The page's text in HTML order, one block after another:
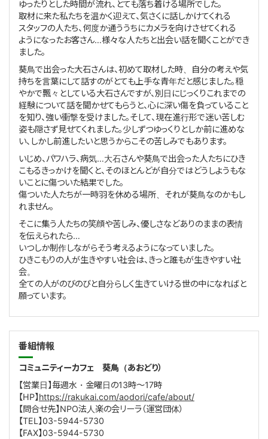
ゆったりとした時間が流れ、とても落ち着ける場所でした。
取材に来た私たちを温かく迎えて、気さくに話しかけてくれる
スタッフの人たち、何度か通ううちにカメラを向けさせてくれる
ようになったお客さん…様々な人たちと出会い話を聞くことができ
ました。
葵鳥で出会った大石さんは、初めて取材した時、自分の考えや気
持ちを言葉にして話すのがとても上手な青年だと感じました。穏
やかで飄々としている大石さんですが、別日にじっくりこれまでの
経験について話を聞かせてもらうと、心に深い傷を負っていること
を知り、強い衝撃を受けました。そして、現在進行形で迷い苦しむ
姿も隠さず見せてくれました。少しずつゆっくりとしか前に進めな
い、しかし前進したいと思うからこその苦しみでもあります。
いじめ、パワハラ、病気…大石さんや葵鳥で出会った人たちにひき
こもるきっかけを聞くと、そのほとんどが自分ではどうしようもな
いことに傷ついた結果でした。
傷ついた人たちが一時羽を休める場所、それが葵鳥なのかもし
れません。
そこに集う人たちの笑顔や苦しみ、優しさなどありのままの表情
を伝えられたら…
いつしか制作しながらそう考えるようになっていました。
ひきこもりの人が生きやすい社会は、きっと誰もが生きやすい社
会。
全ての人がのびのびと自分らしく生きていける世の中になればと
願っています。
番組情報
コミュニティーカフェ 葵鳥（あおどり）
【営業日】毎週水・金曜日の13時～17時
【HP】 https://rakukai.com/aodori/cafe/about/
【問合せ先】NPO法人楽の会リーラ（運営団体）
【TEL 】03-5944-5730
【FAX】03-5944-5730